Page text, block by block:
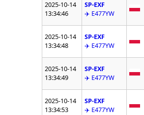
2025-10-14
13:34:46
SP-EXF
✈️ E477YW
2025-10-14
13:34:48
SP-EXF
✈️ E477YW
2025-10-14
13:34:49
SP-EXF
✈️ E477YW
2025-10-14
13:34:53
SP-EXF
✈️ E477YW